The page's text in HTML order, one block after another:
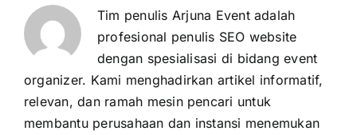
Tim penulis Arjuna Event adalah
profesional penulis SEO website
dengan spesialisasi di bidang event
organizer. Kami menghadirkan artikel informatif,
relevan, dan ramah mesin pencari untuk
membantu perusahaan dan instansi menemukan